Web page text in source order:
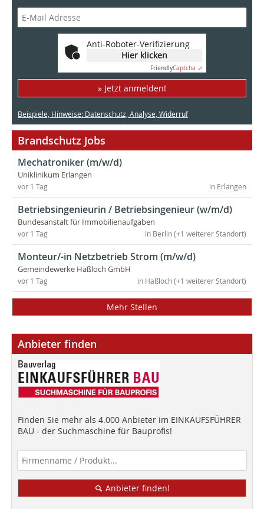
Anti-Roboter-Verifizierung
Hier klicken
FriendlyCaptcha ⇗
» Jetzt anmelden!
Beispiele, Hinweise: Datenschutz, Analyse, Widerruf
Brandschutz Jobs
Mechatroniker (m/w/d)
Uniklinikum Erlangen
in Erlangen
vor 1 Tag
Betriebsingenieurin / Betriebsingenieur (w/m/d)
Bundesanstalt für Immobilienaufgaben
in Berlin (+1 weiterer Standort)
vor 1 Tag
Monteur/-in Netzbetrieb Strom (m/w/d)
Gemeindewerke Haßloch GmbH
in Haßloch (+1 weiterer Standort)
vor 1 Tag
Mehr Stellen
Anbieter finden
Finden Sie mehr als 4.000 Anbieter im EINKAUFSFÜHRER
BAU - der Suchmaschine für Bauprofis!
Anbieter finden!